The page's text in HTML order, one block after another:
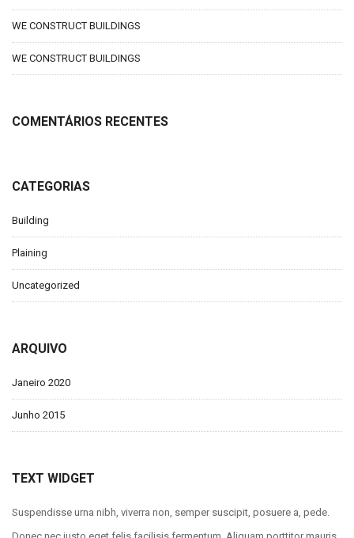
WE CONSTRUCT BUILDINGS
WE CONSTRUCT BUILDINGS
COMENTÁRIOS RECENTES
CATEGORIAS
Building
Plaining
Uncategorized
ARQUIVO
Janeiro 2020
Junho 2015
TEXT WIDGET
Suspendisse urna nibh, viverra non, semper suscipit, posuere a, pede.